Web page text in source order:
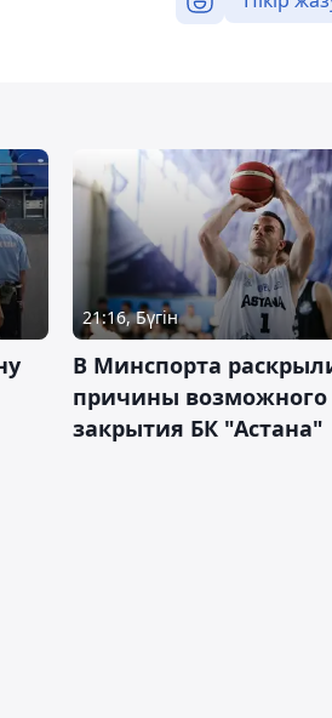
21:16, Бүгін
В Минспорта
причины возможного
закрытия БК "Астана"